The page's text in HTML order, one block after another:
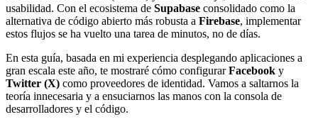
usabilidad. Con el ecosistema de Supabase consolidado como la
alternativa de código abierto más robusta a Firebase, implementar
estos flujos se ha vuelto una tarea de minutos, no de días.
En esta guía, basada en mi experiencia desplegando aplicaciones a
gran escala este año, te mostraré cómo configurarFacebook y
Twitter (X) como proveedores de identidad. Vamos a saltarnos la
teoría innecesaria y a ensuciarnos las manos con la consola de
desarrolladores y el código.